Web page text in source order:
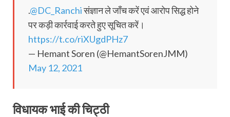
.@DC_Ranchiसंज्ञान ले जाँच करें एवं आरोप सिद्ध होने
पर कड़ी कार्रवाई करते हुए सूचित करें।
https://t.co/riXUgdPHz7
— Hemant Soren (@HemantSorenJMM)
May 12, 2021
विधायक भाई की चिट्ठी